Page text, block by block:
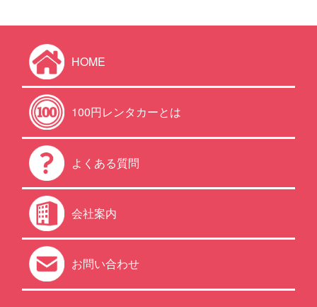
HOME
100円レンタカーとは
よくある質問
会社案内
お問い合わせ